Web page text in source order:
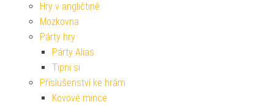
Hry v angličtině
Mozkovna
Párty hry
Párty Alias
Tipni si
Příslušenství ke hrám
Kovové mince